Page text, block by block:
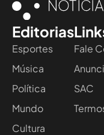
Editorias
Esportes
Música
Política
Mundo
Cultura
Fale
SAC